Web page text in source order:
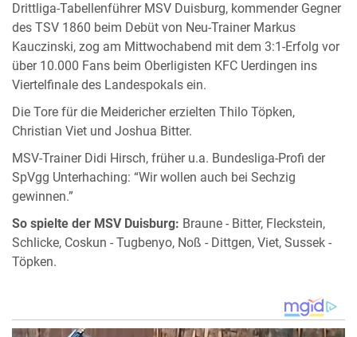
Drittliga-Tabellenführer MSV Duisburg, kommender Gegner
des TSV 1860 beim Debüt von Neu-Trainer Markus
Kauczinski, zog am Mittwochabend mit dem 3:1-Erfolg vor
über 10.000 Fans beim Oberligisten KFC Uerdingen ins
Viertelfinale des Landespokals ein.
Die Tore für die Meidericher erzielten Thilo Töpken,
Christian Viet und Joshua Bitter.
MSV-Trainer Didi Hirsch, früher u.a. Bundesliga-Profi der
SpVgg Unterhaching: “Wir wollen auch bei Sechzig
gewinnen.”
So spielte der MSV Duisburg: Braune - Bitter, Fleckstein,
Schlicke, Coskun - Tugbenyo, Noß - Dittgen, Viet, Sussek -
Töpken.